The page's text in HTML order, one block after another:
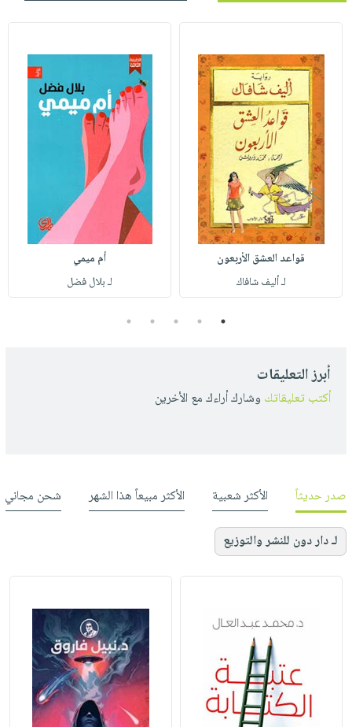
قواعد العشق الأربعون
لـ أليف شافاك
أم ميمي
لـ بلال فضل
1
2
3
4
5
أبرز التعليقات
أكتب تعليقاتك وشارك أراءك مع الأخرين
صدر حديثاً الأكثر شعبية الأكثر مبيعاً هذا الشهر شحن مجاني
لـ دار دون للنشر والتوزيع